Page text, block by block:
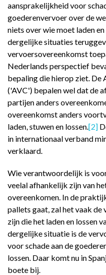
aansprakelijkheid voor
goederenvervoer over de
niets over wie moet laden
dergelijke situaties
vervoersovereenkomst
Nederlands perspectief
bepaling die hierop ziet. De
('AVC') bepalen wel dat de
partijen anders
overeenkomst anders
laden, stuwen en lossen.[2]
in internationaal verband
verklaard.
Wie verantwoordelijk is
veelal afhankelijk zijn van
overeenkomen. In de
pallets gaat, zal het vaak
zijn die het laden en lossen
dergelijke situatie is de
voor schade aan de
lossen. Daar komt nu in
boete bij.